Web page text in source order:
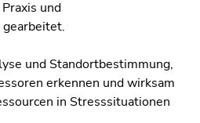
und
gearbeitet.
und Standortbestimmung,
erkennen und wirksam
in Stresssituationen